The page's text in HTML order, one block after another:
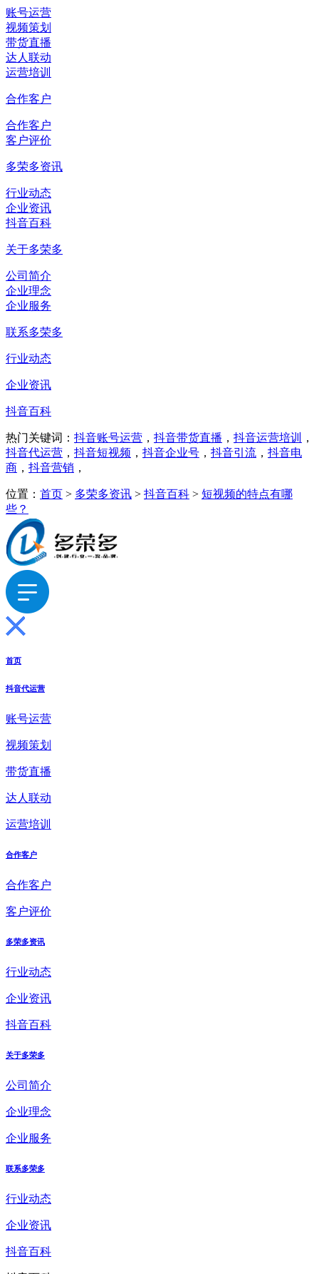
账号运营
视频策划
带货直播
达人联动
运营培训
合作客户
合作客户
客户评价
多荣多资讯
行业动态
企业资讯
抖音百科
关于多荣多
公司简介
企业理念
企业服务
联系多荣多
行业动态
企业资讯
抖音百科
热门关键词： 抖音账号运营 ， 抖音带货直播 ， 抖音运营培训
，
抖音代运营 ， 抖音短视频 ， 抖音企业号 ， 抖音引流 ， 抖音电
商 ， 抖音营销 ，
位置： 首页 > 多荣多资讯 > 抖音百科 > 短视频的特点有哪
些？
首页
抖音代运营
账号运营
视频策划
带货直播
达人联动
运营培训
合作客户
合作客户
客户评价
多荣多资讯
行业动态
企业资讯
抖音百科
关于多荣多
公司简介
企业理念
企业服务
联系多荣多
行业动态
企业资讯
抖音百科